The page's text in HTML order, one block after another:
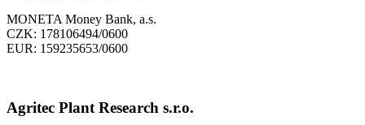
MONETA Money Bank, a.s.
CZK: 178106494/0600
EUR: 159235653/0600
Agritec Plant Research s.r.o.